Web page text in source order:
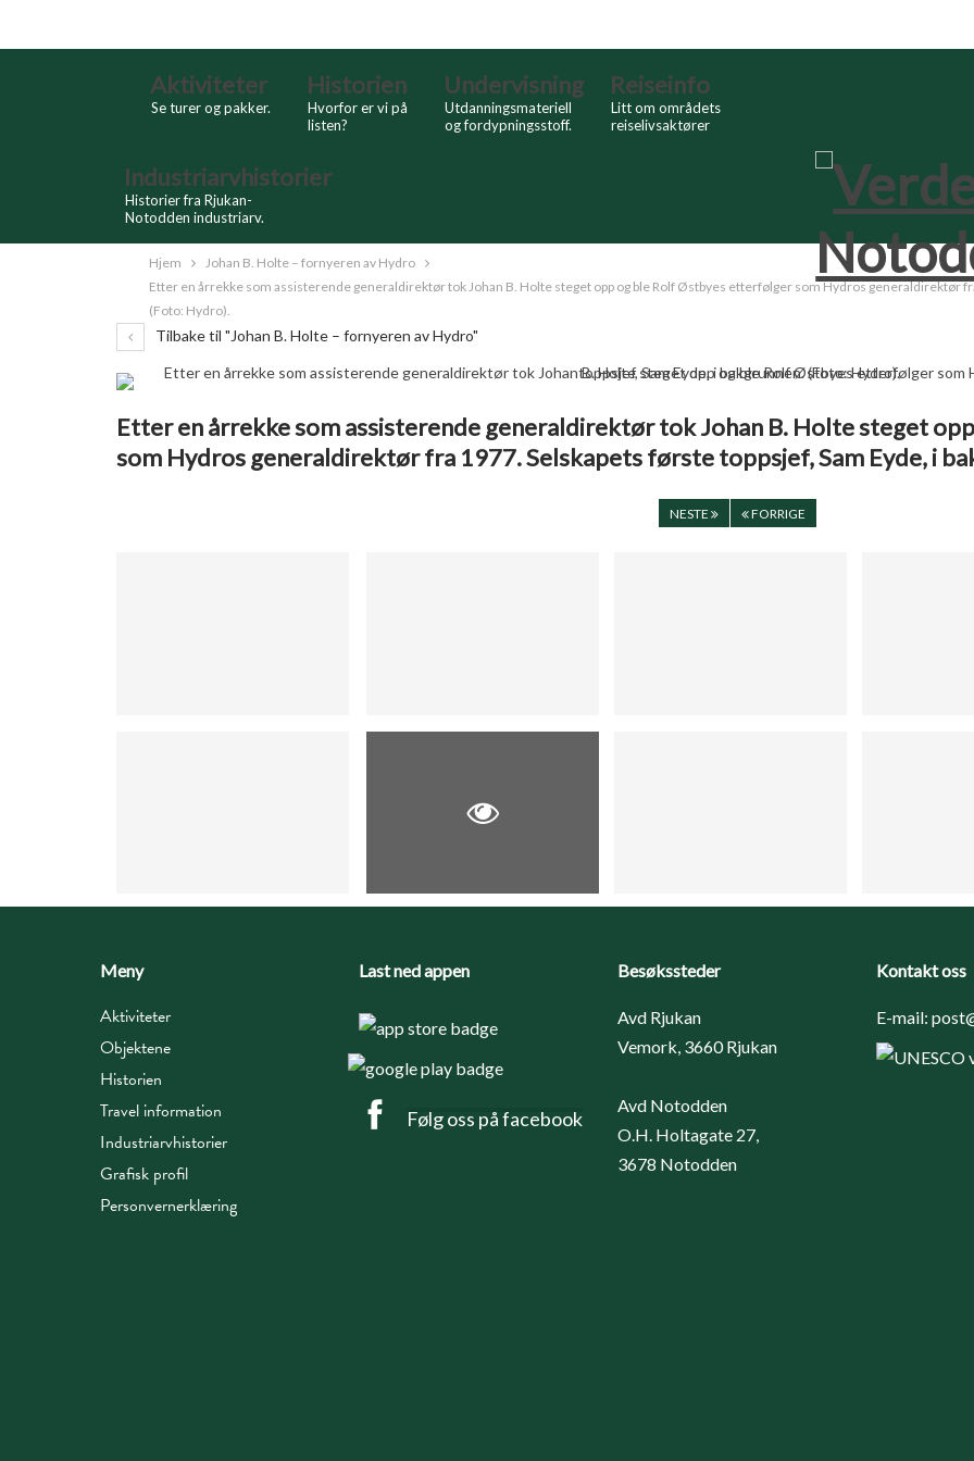
Aktiviteter
Se turer og pakker.
Historien
Hvorfor er vi på
listen?
Undervisning
Utdanningsmateriell
og fordypningsstoff.
Reiseinfo
Litt om områdets
reiselivsaktører
Industriarvhistorier
Historier fra Rjukan-
Notodden industriarv.
Hjem
Johan B. Holte – fornyeren av Hydro
Etter en årrekke som assisterende generaldirektør tok Johan B. Holte steget opp og ble Rolf Østbyes etterfølger som Hydros generaldirektør
(Foto: Hydro).
Tilbake til "Johan B. Holte – fornyeren av Hydro"
Etter en årrekke som assisterende generaldirektør tok Johan B. Holte steget
som Hydros generaldirektør fra 1977. Selskapets første toppsjef, Sam Eyde, i
NESTE FORRIGE
Meny
Aktiviteter
Objektene
Historien
Travel information
Industriarvhistorier
Grafisk profil
Personvernerklæring
Last ned appen
Følg oss på facebook
Besøkssteder
Avd Rjukan
Vemork, 3660 Rjukan
Avd Notodden
O.H. Holtagate 27,
3678 Notodden
Kontakt oss
E-mail: